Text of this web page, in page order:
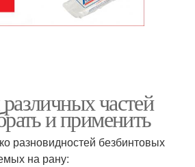
частей
и применить
разновидностей безбинтовых
на рану: